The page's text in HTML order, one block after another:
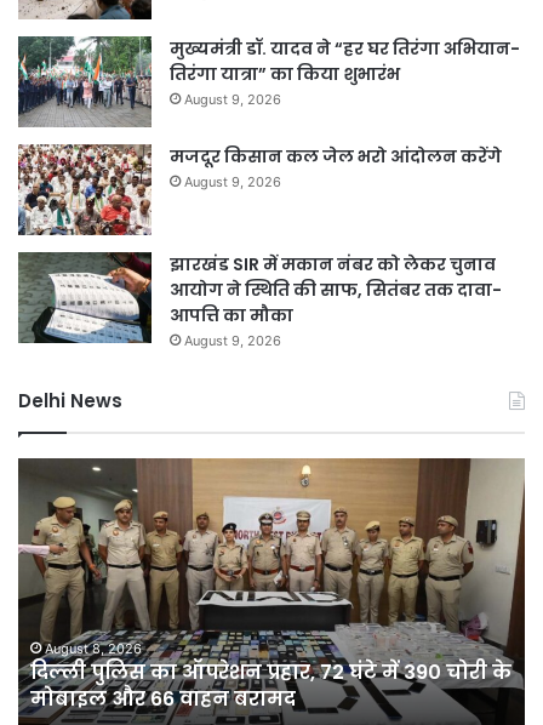
मुख्यमंत्री डॉ. यादव ने “हर घर तिरंगा अभियान-
तिरंगा यात्रा” का किया शुभारंभ
August 9, 2026
मजदूर किसान कल जेल भरो आंदोलन करेंगे
August 9, 2026
झारखंड SIR में मकान नंबर को लेकर चुनाव
आयोग ने स्थिति की साफ, सितंबर तक दावा-
आपत्ति का मौका
August 9, 2026
Delhi News
ऑपरेशन
प्रहार,
72
390
चोरी
August 8, 2026
दिल्ली पुलिस का ऑपरेशन प्रहार, 72 घंटे में 390 चोरी के
मोबाइल और 66 वाहन बरामद